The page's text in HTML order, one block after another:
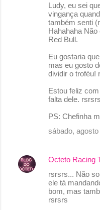
Ludy, eu sei
vingança
também senti
Hahahaha
Red Bull.
Eu gostaria
mas eu gosto
dividir o troféu!
Estou feliz
falta dele. rsrsrs
PS: Chefinha
sábado,
Octeto Racing
rsrsrs... Não
ele tá
bom, mas
rsrsrs